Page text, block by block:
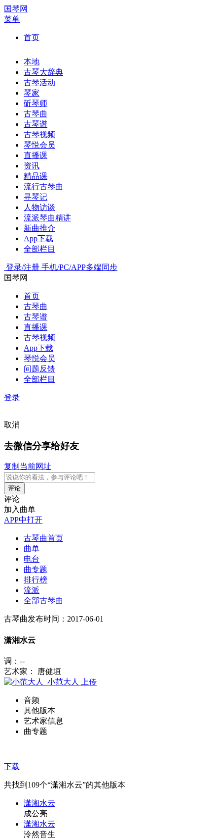
国琴网
菜单
首页
本地
古琴大辞典
古琴活动
琴家
斫琴师
古琴曲
古琴谱
古琴视频
琴悦会员
直播课
资讯
精品课
流行古琴曲
寻琴记
人物访谈
流派琴曲精讲
新曲推介
App下载
全部栏目
登录/注册 手机/PC/APP多端同步
国琴网
首页
古琴曲
古琴谱
直播课
古琴视频
App下载
琴悦会员
问题反馈
全部栏目
登录
取消
去微信分享给好友
复制当前网址
评论
评论
加入曲单
APP中打开
古琴曲首页
曲单
电台
曲专题
排行榜
流派
全部古琴曲
古琴曲发布时间：2017-06-01
潇湘水云
调：--
艺术家： 唐健垣
小范大人
上传
音频
其他版本
艺术家信息
曲专题
下载
共找到 109个“潇湘水云”的其他版本
潇湘水云
成公亮
潇湘水云
泠然音生